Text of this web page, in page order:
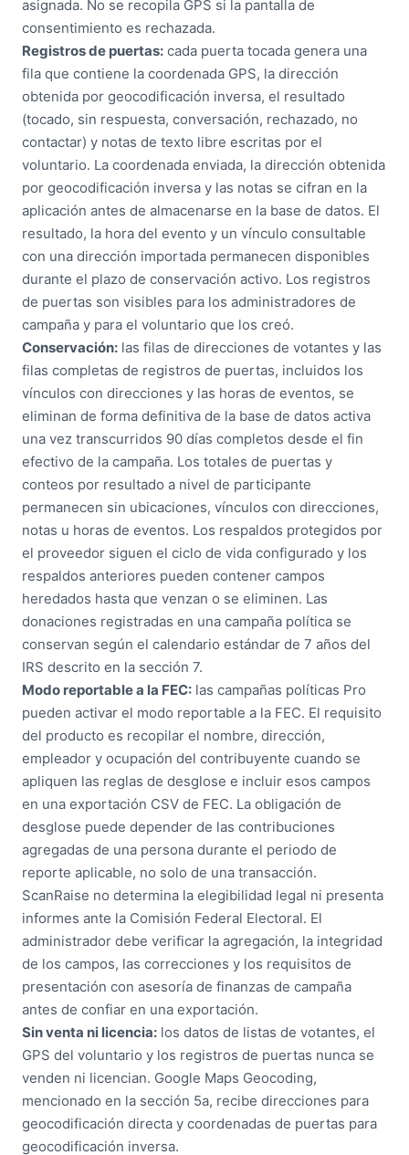
asignada. No se recopila GPS si la pantalla de
consentimiento es rechazada.
Registros de puertas: cada puerta tocada genera una
fila que contiene la coordenada GPS, la dirección
obtenida por geocodificación inversa, el resultado
(tocado, sin respuesta, conversación, rechazado, no
contactar) y notas de texto libre escritas por el
voluntario. La coordenada enviada, la dirección obtenida
por geocodificación inversa y las notas se cifran en la
aplicación antes de almacenarse en la base de datos. El
resultado, la hora del evento y un vínculo consultable
con una dirección importada permanecen disponibles
durante el plazo de conservación activo. Los registros
de puertas son visibles para los administradores de
campaña y para el voluntario que los creó.
Conservación: las filas de direcciones de votantes y las
filas completas de registros de puertas, incluidos los
vínculos con direcciones y las horas de eventos, se
eliminan de forma definitiva de la base de datos activa
una vez transcurridos 90 días completos desde el fin
efectivo de la campaña. Los totales de puertas y
conteos por resultado a nivel de participante
permanecen sin ubicaciones, vínculos con direcciones,
notas u horas de eventos. Los respaldos protegidos por
el proveedor siguen el ciclo de vida configurado y los
respaldos anteriores pueden contener campos
heredados hasta que venzan o se eliminen. Las
donaciones registradas en una campaña política se
conservan según el calendario estándar de 7 años del
IRS descrito en la sección 7.
Modo reportable a la FEC: las campañas políticas Pro
pueden activar el modo reportable a la FEC. El requisito
del producto es recopilar el nombre, dirección,
empleador y ocupación del contribuyente cuando se
apliquen las reglas de desglose e incluir esos campos
en una exportación CSV de FEC. La obligación de
desglose puede depender de las contribuciones
agregadas de una persona durante el periodo de
reporte aplicable, no solo de una transacción.
ScanRaise no determina la elegibilidad legal ni presenta
informes ante la Comisión Federal Electoral. El
administrador debe verificar la agregación, la integridad
de los campos, las correcciones y los requisitos de
presentación con asesoría de finanzas de campaña
antes de confiar en una exportación.
Sin venta ni licencia: los datos de listas de votantes, el
GPS del voluntario y los registros de puertas nunca se
venden ni licencian. Google Maps Geocoding,
mencionado en la sección 5a, recibe direcciones para
geocodificación directa y coordenadas de puertas para
geocodificación inversa.